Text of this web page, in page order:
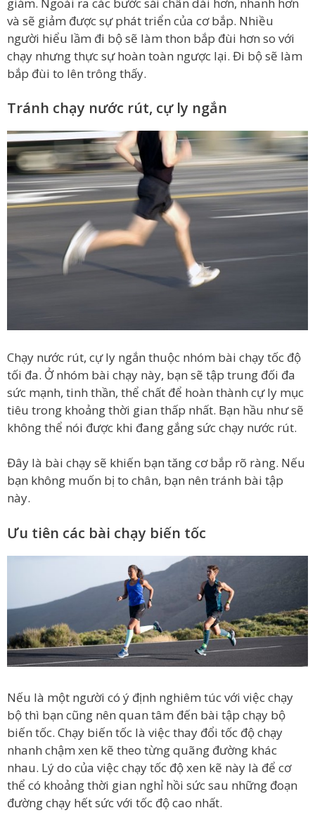
và sẽ giảm được sự phát triển của cơ bắp. Nhiều
người hiểu lầm đi bộ sẽ làm thon bắp đùi hơn so với
chạy nhưng thực sự hoàn toàn ngược lại. Đi bộ sẽ làm
bắp đùi to lên trông thấy.
Tránh chạy nước rút, cự ly ngắn
Chạy nước rút, cự ly ngắn thuộc nhóm bài chạy tốc độ
tối đa. Ở nhóm bài chạy này, bạn sẽ tập trung đối đa
sức mạnh, tinh thần, thể chất để hoàn thành cự ly mục
tiêu trong khoảng thời gian thấp nhất. Bạn hầu như sẽ
không thể nói được khi đang gắng sức chạy nước rút.
Đây là bài chạy sẽ khiến bạn tăng cơ bắp rõ ràng. Nếu
bạn không muốn bị to chân, bạn nên tránh bài tập
này.
Ưu tiên các bài chạy biến tốc
Nếu là một người có ý định nghiêm túc với việc chạy
bộ thì bạn cũng nên quan tâm đến bài tập chạy bộ
biến tốc. Chạy biến tốc là việc thay đổi tốc độ chạy
nhanh chậm xen kẽ theo từng quãng đường khác
nhau. Lý do của việc chạy tốc độ xen kẽ này là để cơ
thể có khoảng thời gian nghỉ hồi sức sau những đoạn
đường chạy hết sức với tốc độ cao nhất.